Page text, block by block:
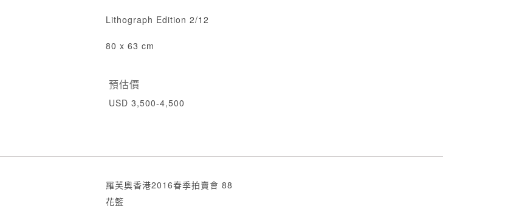
Lithograph Edition 2/12
80 x 63 cm
預估價
USD 3,500-4,500
羅芙奧香港2016春季拍賣會 88
花籃